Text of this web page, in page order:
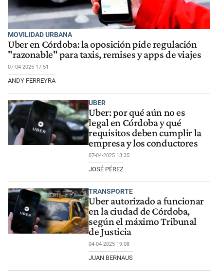
MOVILIDAD URBANA
Uber en Córdoba: la oposición pide regulación
"razonable" para taxis, remises y apps de viajes
07-04-2025 17:51
ANDY FERREYRA
UBER
Uber: por qué aún no es
legal en Córdoba y qué
requisitos deben cumplir la
empresa y los conductores
07-04-2025 13:35
JOSÉ PÉREZ
TRANSPORTE
Uber autorizado a funcionar
en la ciudad de Córdoba,
según el máximo Tribunal
de Justicia
04-04-2025 19:08
JUAN BERNAUS